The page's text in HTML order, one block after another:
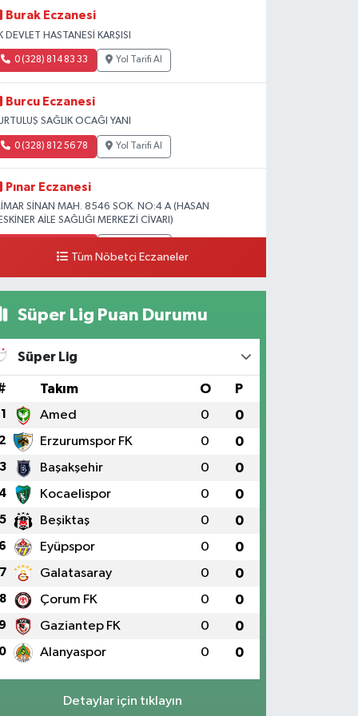
Burak Eczanesi
DEVLET HASTANESİ KARŞISI
0 (328) 814 83 33 Yol Tarifi Al
Burcu Eczanesi
SAĞLIK OCAĞI YANI
0 (328) 812 56 78 Yol Tarifi Al
Pınar Eczanesi
SİNAN MAH. 8546 SOK. NO:4 A (HASAN
AİLE SAĞLIĞI MERKEZİ CİVARI)
Tüm Nöbetçi Eczaneler
Süper Lig Puan Durumu
Süper Lig
Takım O P
1 Amed 0 0
2 Erzurumspor FK 0 0
3 Başakşehir 0 0
4 Kocaelispor 0 0
5 Beşiktaş 0 0
6 Eyüpspor 0 0
7 Galatasaray 0 0
8 Çorum FK 0 0
9 Gaziantep FK 0 0
Alanyaspor 0 0
Detaylar için tıklayın